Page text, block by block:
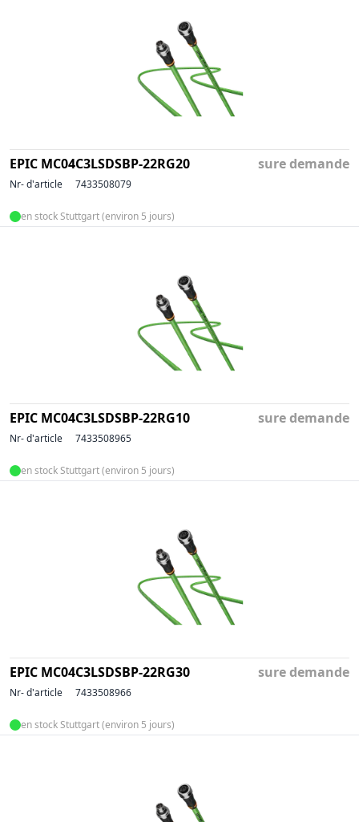
EPIC MC04C3LSDSBP-22RG20 sure demande
Nr- d'article 7433508079
en stock Stuttgart (environ 5 jours)
EPIC MC04C3LSDSBP-22RG10 sure demande
Nr- d'article 7433508965
en stock Stuttgart (environ 5 jours)
EPIC MC04C3LSDSBP-22RG30 sure demande
Nr- d'article 7433508966
en stock Stuttgart (environ 5 jours)